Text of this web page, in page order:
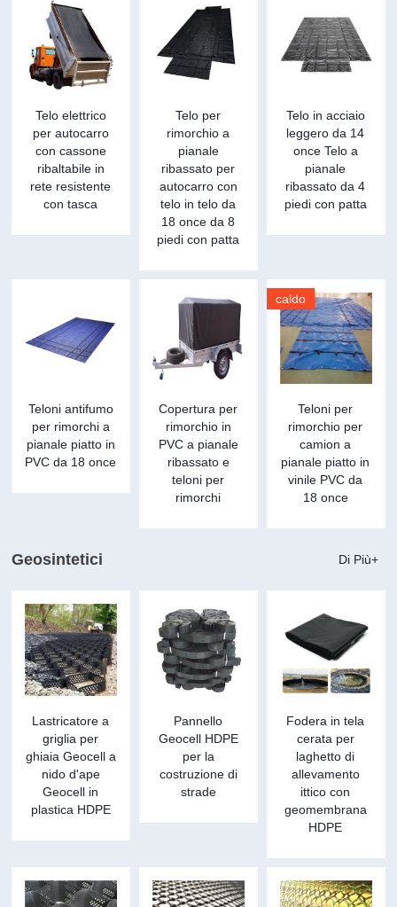
Telo elettrico
per autocarro
con cassone
ribaltabile in
rete resistente
con tasca
Telo per
rimorchio a
pianale
ribassato per
autocarro con
telo in telo da
18 once da 8
piedi con patta
Telo in acciaio
leggero da 14
once Telo a
pianale
ribassato da 4
piedi con patta
Teloni antifumo
per rimorchi a
pianale piatto in
PVC da 18 once
Copertura per
rimorchio in
PVC a pianale
ribassato e
teloni per
rimorchi
caldo
Teloni per
rimorchio per
camion a
pianale piatto in
vinile PVC da
18 once
Geosintetici Di Più+
Lastricatore a
griglia per
ghiaia Geocell a
nido d'ape
Geocell in
plastica HDPE
Pannello
Geocell HDPE
per la
costruzione di
strade
Fodera in tela
cerata per
laghetto di
allevamento
ittico con
geomembrana
HDPE